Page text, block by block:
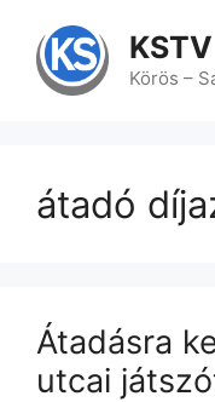
tartalomba
KSTV
Körös –
átadó
Átadásra
utcai